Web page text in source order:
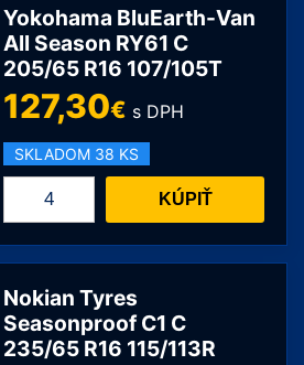
SEASON
EVO
C
195/75
R16
110R
Yokohama BluEarth-Van
All Season RY61 C
205/65 R16 107/105T
127,30€ s DPH
SKLADOM 38 KS
množstvo
BluEarth-
Van
All
Season
RY61
KÚPIŤ
Nokian Tyres
Seasonproof C1 C
235/65 R16 115/113R